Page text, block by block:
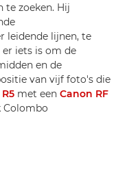
te zoeken. Hij
leidende lijnen, te
iets is om de
en de
van vijf foto's die
met een Canon RF
Colombo